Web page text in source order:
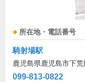
所在地・電話番号
騎射場駅
鹿児島県鹿児島市下
099-813-0822